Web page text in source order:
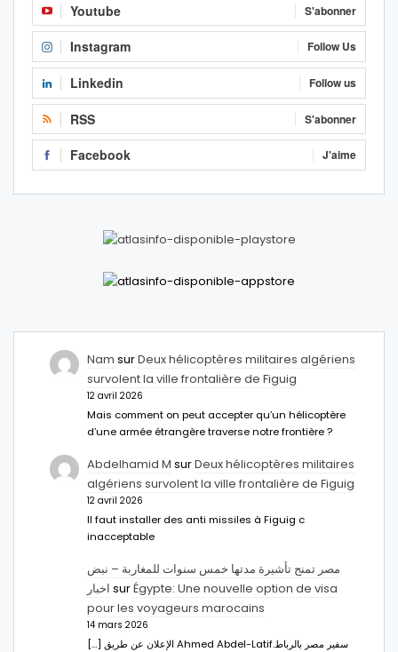
Youtube S'abonner
Instagram Follow Us
Linkedin Follow us
RSS S'abonner
Facebook J'aime
Nam surDeux hélicoptères militaires algériens
survolent la ville frontalière de Figuig
12 avril 2026
Mais comment on peut accepter qu’un hélicoptère
d’une armée étrangère traverse notre frontière ?
Abdelhamid M surDeux hélicoptères militaires
algériens survolent la ville frontalière de Figuig
12 avril 2026
Il faut installer des anti missiles à Figuig c
inacceptable
مصر تمنح تأشيرة مدتها خمس سنوات للمغاربة – نبض
اخبار surÉgypte: Une nouvelle option de visa
pour les voyageurs marocains
14 mars 2026
[…] الإعلان عن طريق Ahmed Abdel-Latifسفير مصر بالرباط.